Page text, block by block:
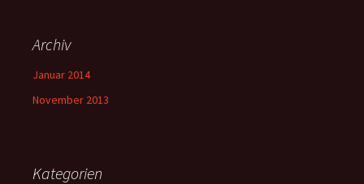
Archiv
Januar 2014
November 2013
Kategorien